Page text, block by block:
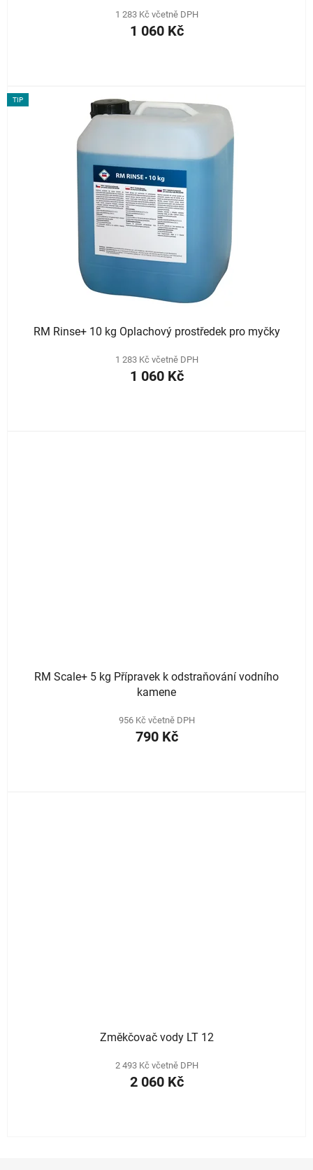
1 283 Kč včetně DPH
1 060 Kč
TIP
RM Rinse+ 10 kg Oplachový prostředek pro myčky
1 283 Kč včetně DPH
1 060 Kč
RM Scale+ 5 kg Přípravek k odstraňování vodního
kamene
956 Kč včetně DPH
790 Kč
Změkčovač vody LT 12
2 493 Kč včetně DPH
2 060 Kč